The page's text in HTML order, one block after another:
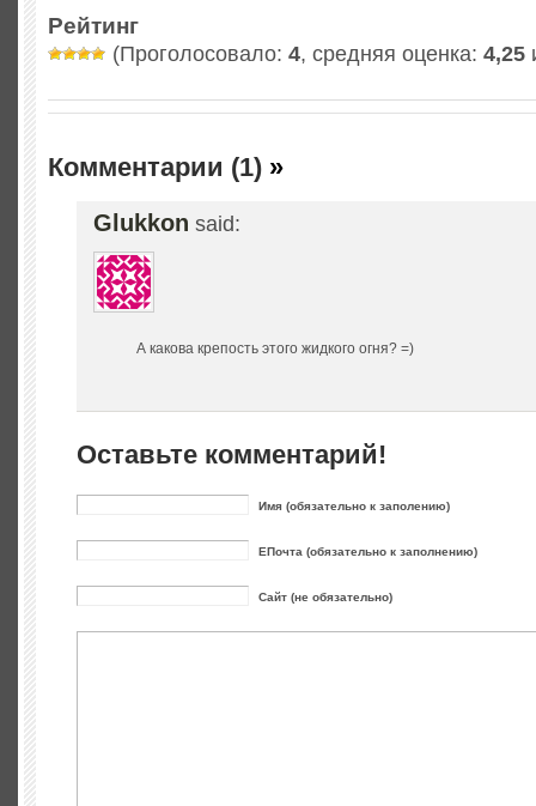
Рейтинг
(Проголосовало: 4, средняя оценка: 4,25
Комментарии (1) »
Glukkon said:
А какова крепость этого жидкого огня? =)
Оставьте комментарий!
Имя (обязательно к заполению)
ЕПочта (обязательно к заполнению)
Сайт (не обязательно)